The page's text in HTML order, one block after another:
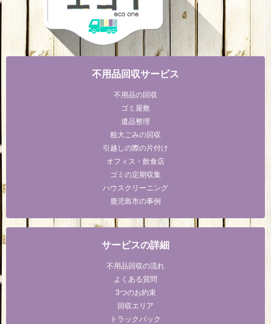
不用品回収サービス
不用品の回収
ゴミ屋敷
遺品整理
粗大ごみの回収
引越しの際の片付け
オフィス・飲食店
ゴミの定期収集
ハウスクリーニング
鹿児島市の事例
サービスの詳細
不用品回収の流れ
よくある質問
3つのお約束
回収エリア
トラックパック